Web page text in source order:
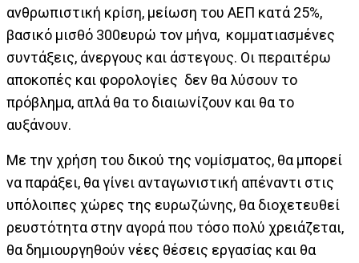
ανθρωπιστική κρίση, μείωση του ΑΕΠ κατά 25%,
βασικό μισθό 300ευρώ τον μήνα, κομματιασμένες
συντάξεις, άνεργους και άστεγους. Οι περαιτέρω
αποκοπές και φορολογίες δεν θα λύσουν το
πρόβλημα, απλά θα το διαιωνίζουν και θα το
αυξάνουν.
Με την χρήση του δικού της νομίσματος, θα μπορεί
να παράξει, θα γίνει ανταγωνιστική απέναντι στις
υπόλοιπες χώρες της ευρωζώνης, θα διοχετευθεί
ρευστότητα στην αγορά που τόσο πολύ χρειάζεται,
θα δημιουργηθούν νέες θέσεις εργασίας και θα